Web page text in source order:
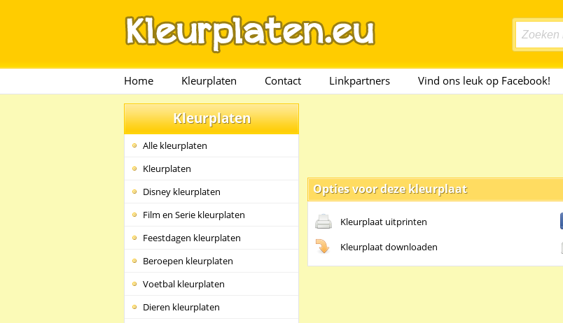
Home Kleurplaten Contact Linkpartners Vind ons leuk op Facebook!
Kleurplaten
Alle kleurplaten
Kleurplaten
Disney kleurplaten
Film en Serie kleurplaten
Feestdagen kleurplaten
Beroepen kleurplaten
Voetbal kleurplaten
Dieren kleurplaten
Opties voor deze kleurplaat
Kleurplaat uitprinten
Kleurplaat downloaden